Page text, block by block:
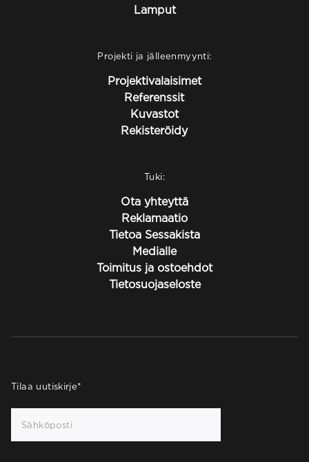
Lamput
Projekti ja jälleenmyynti:
Projektivalaisimet
Referenssit
Kuvastot
Rekisteröidy
Tuki:
Ota yhteyttä
Reklamaatio
Tietoa Sessakista
Medialle
Toimitus ja ostoehdot
Tietosuojaseloste
Tilaa uutiskirje*